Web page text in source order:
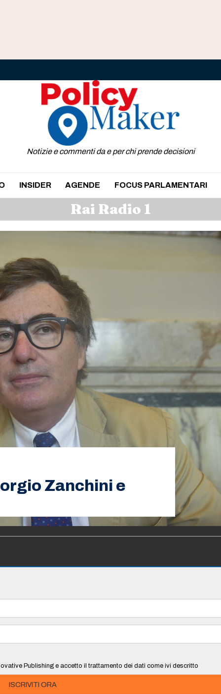
Notizie e commenti da e per chi prende decisioni
INSIDER AGENDE FOCUS PARLAMENTARI
Rai Radio 1
Zanchini e
Publishing e accetto il trattamento dei dati come ivi descritto
ISCRIVITI ORA